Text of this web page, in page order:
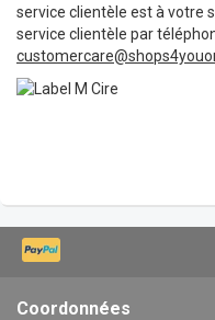
service clientèle est à votre
service clientèle par
Coordonnées